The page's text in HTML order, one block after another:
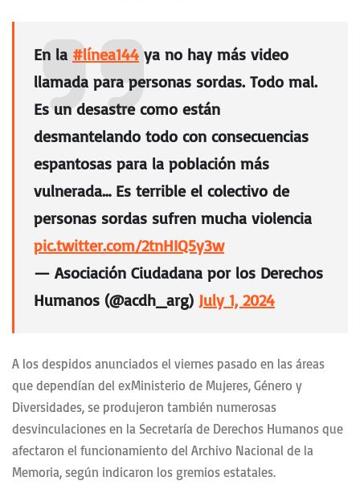
En la #línea144 ya no hay más video
llamada para personas sordas. Todo mal.
Es un desastre como están
desmantelando todo con consecuencias
espantosas para la población más
vulnerada… Es terrible el colectivo de
personas sordas sufren mucha violencia
pic.twitter.com/2tnHIQ5y3w
— Asociación Ciudadana por los Derechos
Humanos (@acdh_arg) July 1, 2024
A los despidos anunciados el viernes pasado en las áreas
que dependían del exMinisterio de Mujeres, Género y
Diversidades, se produjeron también numerosas
desvinculaciones en la Secretaría de Derechos Humanos que
afectaron el funcionamiento del Archivo Nacional de la
Memoria, según indicaron los gremios estatales.